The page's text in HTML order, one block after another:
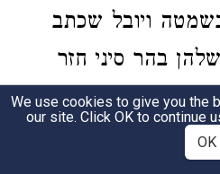
ויובל שכתב
בהר סיני חזר
באהל מועד
מתחלת ספר
We use cookies to give you the
our site. Click OK to continue
OK